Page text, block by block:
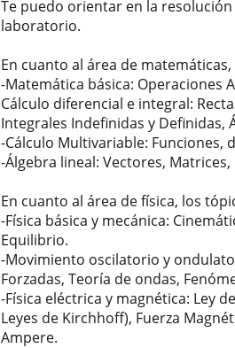
Te puedo orientar en la
laboratorio.
En cuanto al área de
-Matemática básica: Operaciones
Cálculo diferencial e integral:
Integrales Indefinidas y Definidas,
-Cálculo Multivariable: Funciones,
-Álgebra lineal: Vectores,
En cuanto al área de física, los
-Física básica y mecánica:
Equilibrio.
-Movimiento oscilatorio y
Forzadas, Teoría de ondas,
-Física eléctrica y magnética: Ley
Leyes de Kirchhoff), Fuerza
Ampere.